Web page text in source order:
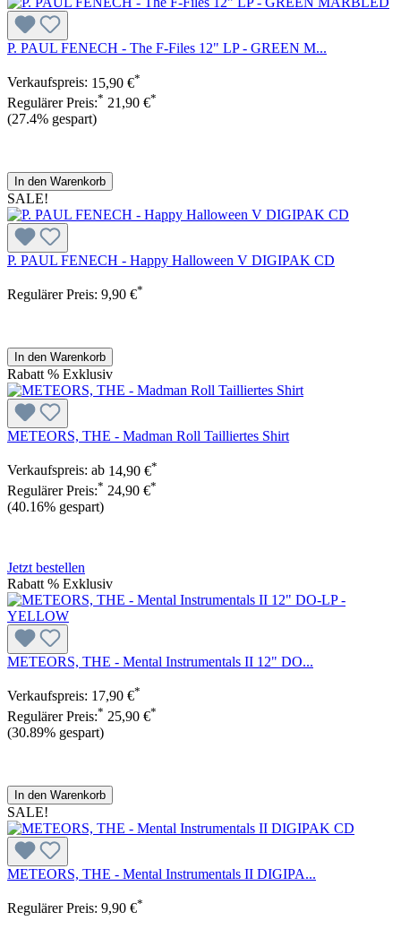
P. PAUL FENECH - The F-Files 12" LP - GREEN M...
Verkaufspreis: 15,90 €*
Regulärer Preis:* 21,90 €*
(27.4% gespart)
In den Warenkorb
SALE!
P. PAUL FENECH - Happy Halloween V DIGIPAK CD
Regulärer Preis: 9,90 €*
In den Warenkorb
Rabatt % Exklusiv
METEORS, THE - Madman Roll Tailliertes Shirt
Verkaufspreis: ab 14,90 €*
Regulärer Preis:* 24,90 €*
(40.16% gespart)
Jetzt bestellen
Rabatt % Exklusiv
METEORS, THE - Mental Instrumentals II 12" DO...
Verkaufspreis: 17,90 €*
Regulärer Preis:* 25,90 €*
(30.89% gespart)
In den Warenkorb
SALE!
METEORS, THE - Mental Instrumentals II DIGIPA...
Regulärer Preis: 9,90 €*